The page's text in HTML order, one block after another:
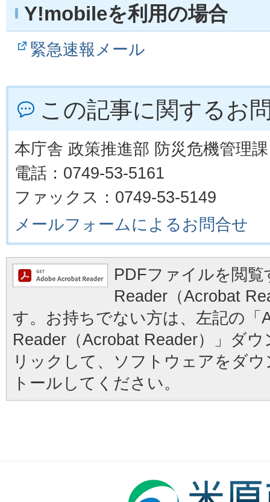
Y!mobileを利用の場合
緊急速報メール
この記事に関するお
本庁舎 政策推進部 防災危機管理課
電話：0749-53-5161
ファックス：0749-53-5149
メールフォームによるお問合せ
PDFファイルを閲
Reader（Acrobat
す。お持ちでない方は、左記の「
Reader（Acrobat Reader）」ダ
リックして、ソフトウェアをダ
トールしてください。